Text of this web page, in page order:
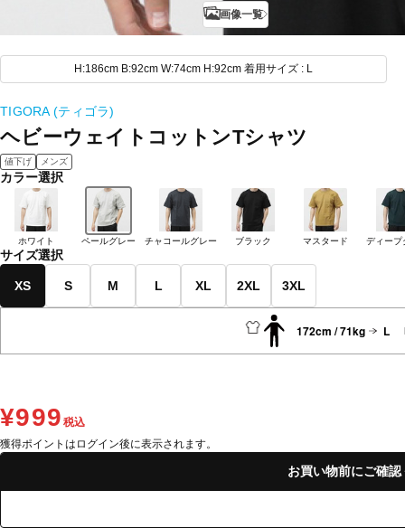
画像一覧
H:186cm B:92cm W:74cm H:92cm 着用サイズ : L
TIGORA (ティゴラ)
ヘビーウェイトコットンTシャツ
値下げ メンズ
カラー選択
ホワイト ペールグレー チャコールグレー ブラック マスタード ディープ
サイズ選択
XS S M L XL 2XL 3XL
172cm / 71kg L
¥999 税込
獲得ポイントはログイン後に表示されます。
お買い物前にご確認